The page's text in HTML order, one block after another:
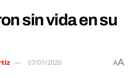
sin vida en su
07/01/2020 AA